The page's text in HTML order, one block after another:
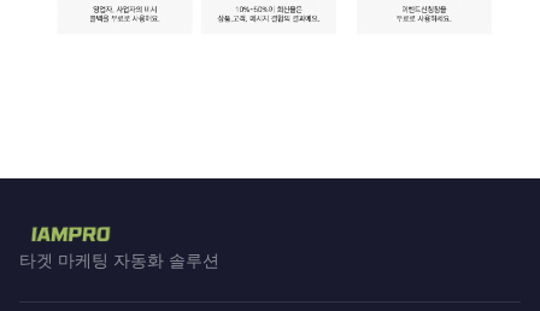
타겟 마케팅 자동화 솔루션